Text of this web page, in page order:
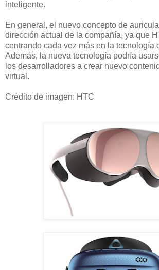
inteligente.
En general, el nuevo concepto de
dirección actual de la compañía, ya que
centrando cada vez más en la tecnología
Además, la nueva tecnología podría
los desarrolladores a crear nuevo
virtual.
Crédito de imagen: HTC